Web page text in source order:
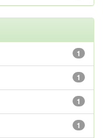
1
1
1
1